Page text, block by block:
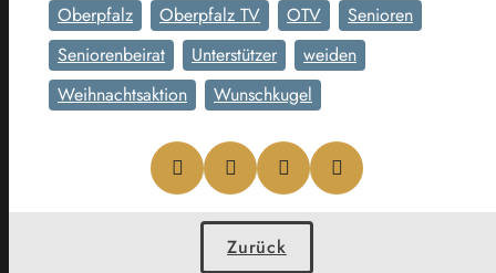
Oberpfalz
Oberpfalz TV OTV
Senioren
Seniorenbeirat
Unterstützer
weiden
Weihnachtsaktion
Wunschkugel
Zurück